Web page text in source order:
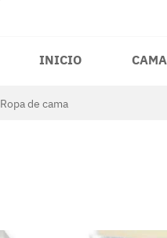
INICIO CAMA
Ropa de cama